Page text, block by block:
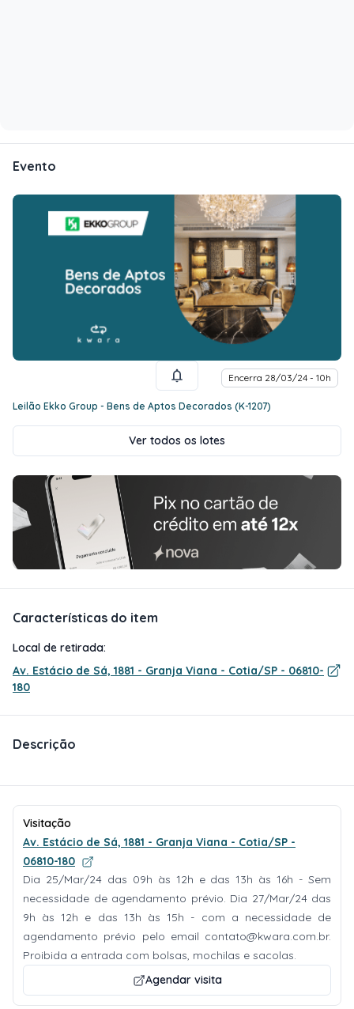
Evento
Encerra 28/03/24 - 10h
Leilão Ekko Group - Bens de Aptos Decorados (K-1207)
Ver todos os lotes
Características do item
Local de retirada:
Av. Estácio de Sá, 1881 - Granja Viana - Cotia/SP - 06810-
180
Descrição
Visitação
Av. Estácio de Sá, 1881 - Granja Viana - Cotia/SP -
06810-180
Dia 25/Mar/24 das 09h às 12h e das 13h às 16h - Sem
necessidade de agendamento prévio. Dia 27/Mar/24 das
9h às 12h e das 13h às 15h - com a necessidade de
agendamento prévio pelo email contato@kwara.com.br.
Proibida a entrada com bolsas, mochilas e sacolas.
Agendar visita